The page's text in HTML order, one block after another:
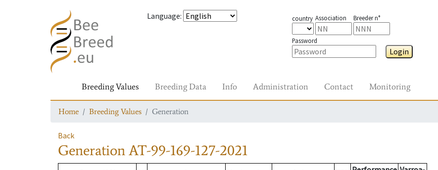
Language: country Association Breeder n°
Password
Login
Breeding Values Breeding Data Info Administration Contact Monitoring
Home Breeding Values Generation
Back
GenerationAT-99-169-127-2021